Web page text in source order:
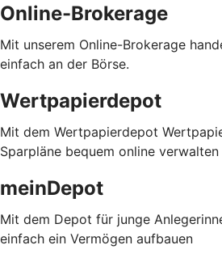
Online-Brokerage
Mit unserem Online-Brokerage
einfach an der Börse.
Wertpapierdepot
Mit dem Wertpapierdepot
Sparpläne bequem online verwalten
meinDepot
Mit dem Depot für junge
einfach ein Vermögen aufbauen